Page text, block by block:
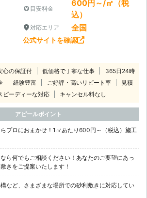
目安料金
600円～/㎡（税
込）
対応エリア 全国
公式サイトを確認
心の保証付 低価格で丁寧な仕事
365日24時
経験豊富 ご好評・高いリピート率
見積
ピーディーな対応 キャンセル料なし
アピールポイント
プロにおまかせ！1㎡あたり600円～（税込）施工
ら何でもご相談ください！あなたのご要望にあっ
きをご提案いたします！
など、さまざまな場所での砂利敷きに対応してい